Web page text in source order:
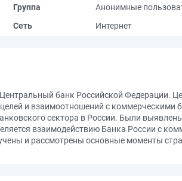
Группа
Анонимные
Сеть
Интернет
банк Российской Федерации.
и взаимоотношений с
сектора в России. Были
взаимодействию Банка России с
и рассмотрены основные моменты